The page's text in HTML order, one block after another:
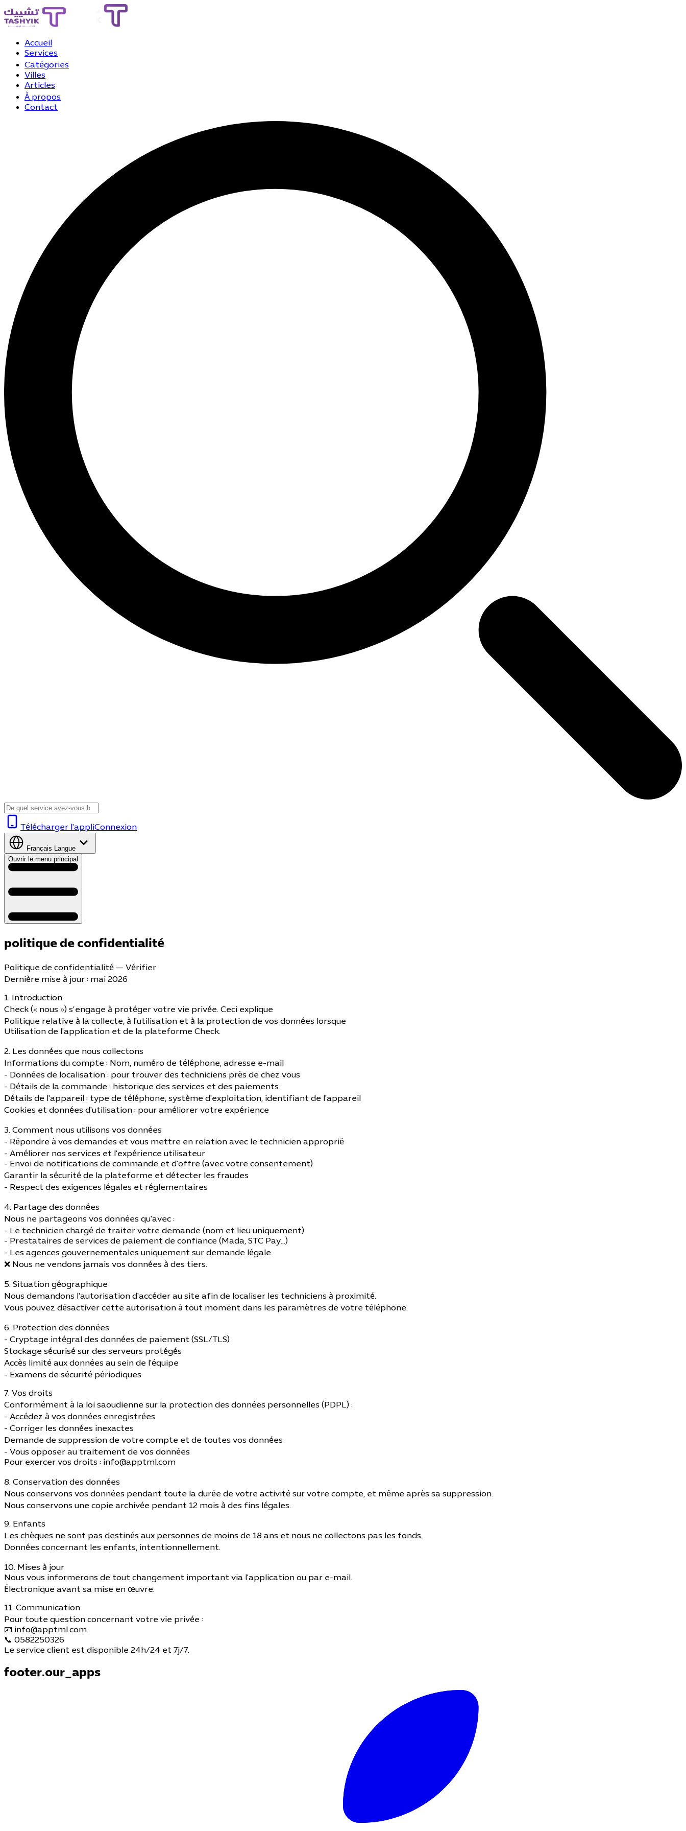
Accueil
Services
Catégories
Villes
Articles
À propos
Contact
Télécharger l'appliConnexion
Français Langue
Ouvrir le menu principal
politique de confidentialité
Politique de confidentialité — Vérifier
Dernière mise à jour : mai 2026
1. Introduction
Check (« nous ») s’engage à protéger votre vie privée. Ceci explique
Politique relative à la collecte, à l'utilisation et à la protection de vos données lorsque
Utilisation de l'application et de la plateforme Check.
2. Les données que nous collectons
Informations du compte : Nom, numéro de téléphone, adresse e-mail
- Données de localisation : pour trouver des techniciens près de chez vous
- Détails de la commande : historique des services et des paiements
Détails de l'appareil : type de téléphone, système d'exploitation, identifiant de l'appareil
Cookies et données d'utilisation : pour améliorer votre expérience
3. Comment nous utilisons vos données
- Répondre à vos demandes et vous mettre en relation avec le technicien approprié
- Améliorer nos services et l'expérience utilisateur
- Envoi de notifications de commande et d'offre (avec votre consentement)
Garantir la sécurité de la plateforme et détecter les fraudes
- Respect des exigences légales et réglementaires
4. Partage des données
Nous ne partageons vos données qu'avec :
- Le technicien chargé de traiter votre demande (nom et lieu uniquement)
- Prestataires de services de paiement de confiance (Mada, STC Pay...)
- Les agences gouvernementales uniquement sur demande légale
❌ Nous ne vendons jamais vos données à des tiers.
5. Situation géographique
Nous demandons l'autorisation d'accéder au site afin de localiser les techniciens à proximité.
Vous pouvez désactiver cette autorisation à tout moment dans les paramètres de votre téléphone.
6. Protection des données
- Cryptage intégral des données de paiement (SSL/TLS)
Stockage sécurisé sur des serveurs protégés
Accès limité aux données au sein de l'équipe
- Examens de sécurité périodiques
7. Vos droits
Conformément à la loi saoudienne sur la protection des données personnelles (PDPL) :
- Accédez à vos données enregistrées
- Corriger les données inexactes
Demande de suppression de votre compte et de toutes vos données
- Vous opposer au traitement de vos données
Pour exercer vos droits : info@apptml.com
8. Conservation des données
Nous conservons vos données pendant toute la durée de votre activité sur votre compte, et même après sa suppression.
Nous conservons une copie archivée pendant 12 mois à des fins légales.
9. Enfants
Les chèques ne sont pas destinés aux personnes de moins de 18 ans et nous ne collectons pas les fonds.
Données concernant les enfants, intentionnellement.
10. Mises à jour
Nous vous informerons de tout changement important via l'application ou par e-mail.
Électronique avant sa mise en œuvre.
11. Communication
Pour toute question concernant votre vie privée :
📧 info@apptml.com
📞 0582250326
Le service client est disponible 24h/24 et 7j/7.
footer.our_apps